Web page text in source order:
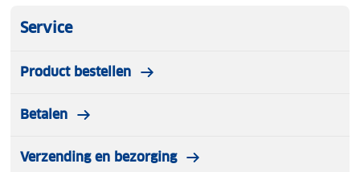
Service
Product bestellen
Betalen
Verzending en bezorging